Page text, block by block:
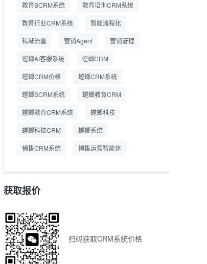
教育SCRM系统 教育培训CRM系统
教育行业CRM系统 智能流程化
私域流量 营销Agent 营销管理
螳螂AI客服系统 螳螂CRM
螳螂CRM价格 螳螂CRM系统
螳螂SCRM系统 螳螂教育CRM
螳螂教育CRM系统 螳螂科技
螳螂科技CRM 螳螂系统
销售CRM系统 销售运营智能体
获取报价
扫码获取CRM系统价格